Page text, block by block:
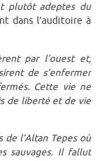
plutôt adeptes du
dans l’auditoire à
par l’ouest et,
de s’enfermer
Cette vie ne
de liberté et de vie
l’Altan Tepes où
sauvages. Il fallut